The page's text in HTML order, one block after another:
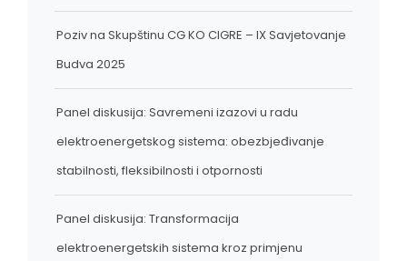
Poziv na Skupštinu CG KO CIGRE – IX Savjetovanje
Budva 2025
Panel diskusija: Savremeni izazovi u radu
elektroenergetskog sistema: obezbjeđivanje
stabilnosti, fleksibilnosti i otpornosti
Panel diskusija: Transformacija
elektroenergetskih sistema kroz primjenu